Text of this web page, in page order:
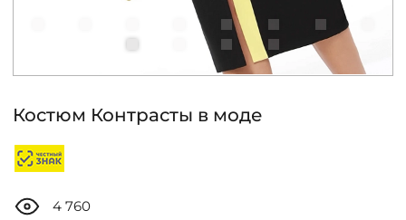
ОПТОВЫМ ПОКУПАТЕЛЯМ
РОЗНИЧНЫМ ПОКУПАТЕЛЯМ
Костюм Контрасты в моде
4 760